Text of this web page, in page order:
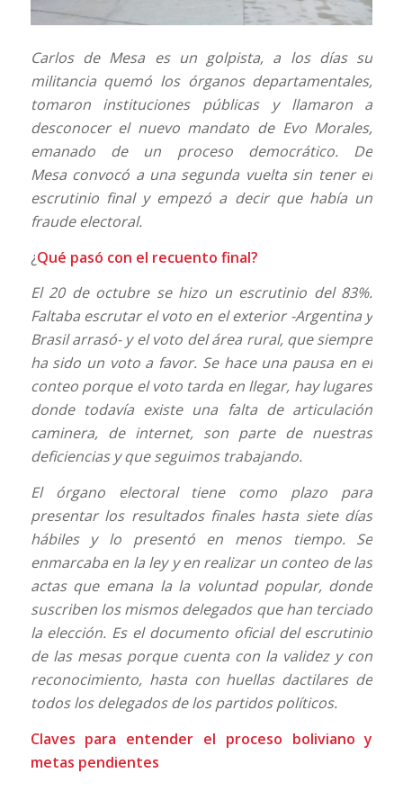
Carlos de Mesa es un golpista, a los días su
militancia quemó los órganos departamentales,
tomaron instituciones públicas y llamaron a
desconocer el nuevo mandato de Evo Morales,
emanado de un proceso democrático. De
Mesa convocó a una segunda vuelta sin tener el
escrutinio final y empezó a decir que había un
fraude electoral.
¿Qué pasó con el recuento final?
El 20 de octubre se hizo un escrutinio del 83%.
Faltaba escrutar el voto en el exterior -Argentina y
Brasil arrasó- y el voto del área rural, que siempre
ha sido un voto a favor. Se hace una pausa en el
conteo porque el voto tarda en llegar, hay lugares
donde todavía existe una falta de articulación
caminera, de internet, son parte de nuestras
deficiencias y que seguimos trabajando.
El órgano electoral tiene como plazo para
presentar los resultados finales hasta siete días
hábiles y lo presentó en menos tiempo. Se
enmarcaba en la ley y en realizar un conteo de las
actas que emana la la voluntad popular, donde
suscriben los mismos delegados que han terciado
la elección. Es el documento oficial del escrutinio
de las mesas porque cuenta con la validez y con
reconocimiento, hasta con huellas dactilares de
todos los delegados de los partidos políticos.
Claves para entender el proceso boliviano y
metas pendientes